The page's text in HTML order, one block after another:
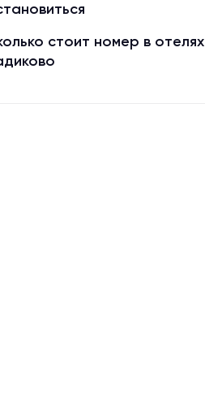
стоит номер в отелях